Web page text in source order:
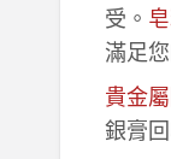
受。
滿足
貴金
銀膏